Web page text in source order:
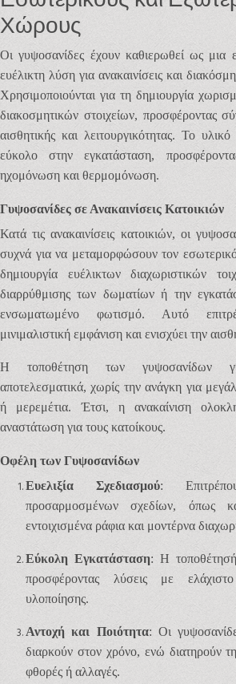
Χώρους
Οι γυψοσανίδες έχουν καθιερωθεί ως μια
ευέλικτη λύση για ανακαινίσεις και
Χρησιμοποιούνται για τη δημιουργία
διακοσμητικών στοιχείων, προσφέροντας
αισθητικής και λειτουργικότητας. Το
εύκολο στην εγκατάσταση,
ηχομόνωση και θερμομόνωση.
Γυψοσανίδες σε Ανακαινίσεις Κατοικιών
Κατά τις ανακαινίσεις κατοικιών, οι
συχνά για να μεταμορφώσουν τον
δημιουργία ευέλικτων διαχωριστικών
διαρρύθμισης των δωματίων ή την
ενσωματωμένο φωτισμό. Αυτό
μινιμαλιστική εμφάνιση και ενισχύει την
Η τοποθέτηση των γυψοσανίδων
αποτελεσματικά, χωρίς την ανάγκη για
ή μερεμέτια. Έτσι, η ανακαίνιση
αναστάτωση για τους κατοίκους.
Οφέλη των Γυψοσανίδων
Ευελιξία Σχεδιασμού:
προσαρμοσμένων σχεδίων, όπως
εντοιχισμένα ράφια και μοντέρνα
Εύκολη Εγκατάσταση: Η τοποθέτησή
προσφέροντας λύσεις με
υλοποίησης.
Αντοχή και Ποιότητα: Οι
διαρκούν στον χρόνο, ενώ διατηρούν
φθορές ή αλλαγές.